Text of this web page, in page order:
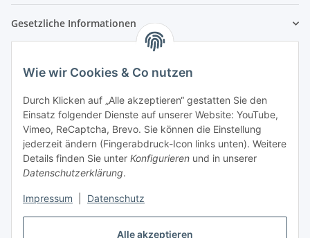
Alle akzeptieren
Wie wir Cookies & Co nutzen
Durch Klicken auf „Alle akzeptieren“ gestatten Sie den
Einsatz folgender Dienste auf unserer Website: YouTube,
Vimeo, ReCaptcha, Brevo. Sie können die Einstellung
jederzeit ändern (Fingerabdruck-Icon links unten). Weitere
Details finden Sie unter Konfigurieren und in unserer
Datenschutzerklärung.
Impressum Datenschutz
Gesetzliche Informationen
Vertrag widerrufen